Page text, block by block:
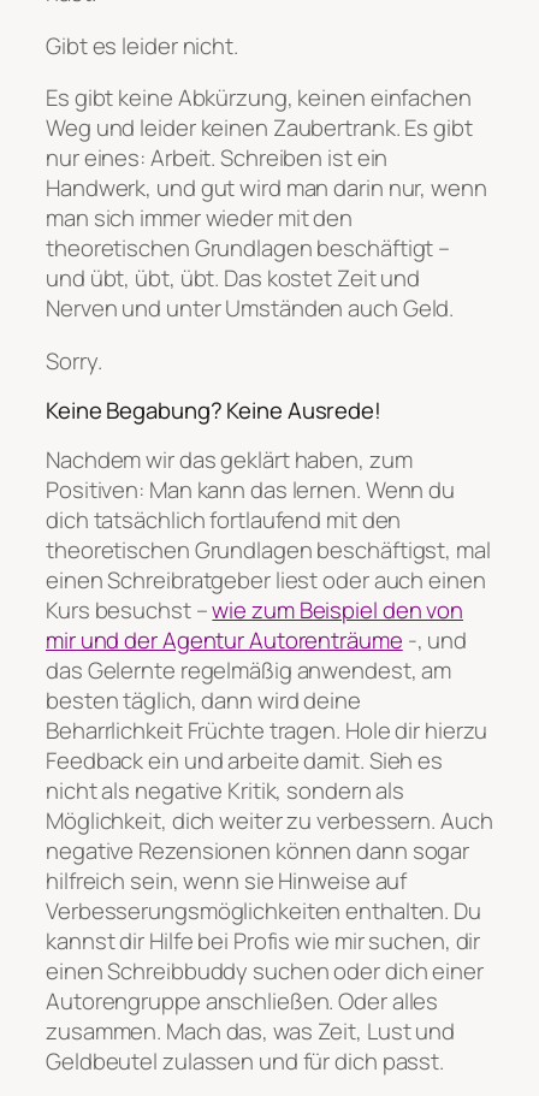
Gibt es leider nicht.
Es gibt keine Abkürzung, keinen einfachen
Weg und leider keinen Zaubertrank. Es gibt
nur eines: Arbeit. Schreiben ist ein
Handwerk, und gut wird man darin nur, wenn
man sich immer wieder mit den
theoretischen Grundlagen beschäftigt –
und übt, übt, übt. Das kostet Zeit und
Nerven und unter Umständen auch Geld.
Sorry.
Keine Begabung? Keine Ausrede!
Nachdem wir das geklärt haben, zum
Positiven: Man kann das lernen. Wenn du
dich tatsächlich fortlaufend mit den
theoretischen Grundlagen beschäftigst, mal
einen Schreibratgeber liest oder auch einen
Kurs besuchst –wie zum Beispiel den von
mir und der Agentur Autorenträume -, und
das Gelernte regelmäßig anwendest, am
besten täglich, dann wird deine
Beharrlichkeit Früchte tragen. Hole dir hierzu
Feedback ein und arbeite damit. Sieh es
nicht als negative Kritik, sondern als
Möglichkeit, dich weiter zu verbessern. Auch
negative Rezensionen können dann sogar
hilfreich sein, wenn sie Hinweise auf
Verbesserungsmöglichkeiten enthalten. Du
kannst dir Hilfe bei Profis wie mir suchen, dir
einen Schreibbuddy suchen oder dich einer
Autorengruppe anschließen. Oder alles
zusammen. Mach das, was Zeit, Lust und
Geldbeutel zulassen und für dich passt.